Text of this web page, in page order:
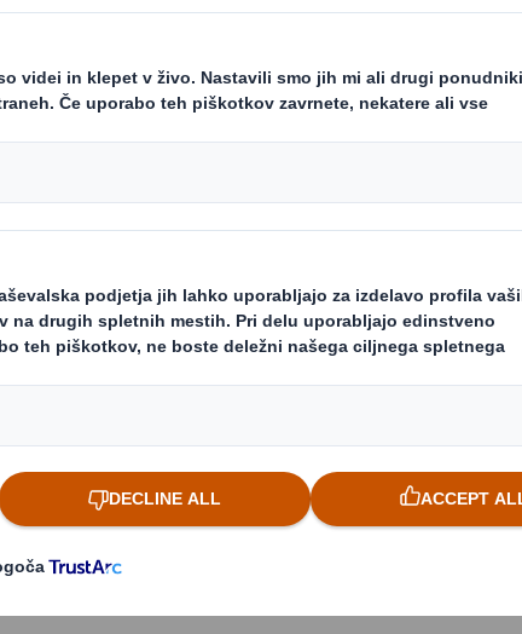
dodatnih vprašanj ali gradiv
za komuniciranje z javnostmi.
za splošni kontaktni obrazec. Hvala!